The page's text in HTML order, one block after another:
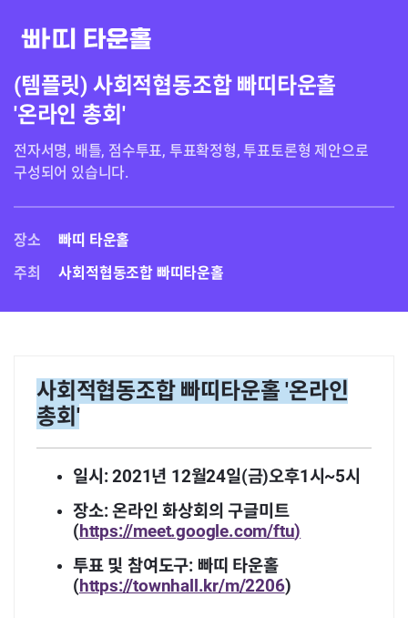
(템플릿) 사회적협동조합 빠띠타운홀
'온라인 총회'
전자서명, 배틀, 점수투표, 투표확정형, 투표토론형 제안으로
장소
빠띠 타운홀
주최
사회적협동조합 빠띠타운홀
사회적협동조합 빠띠타운홀 '온라인
총회'
일시: 2021년 12월24일(금)오후1시~5시
장소: 온라인 화상회의 구글미트
(https://meet.google.com/ftu)
투표 및 참여도구: 빠띠 타운홀
(https://townhall.kr/m/2206)